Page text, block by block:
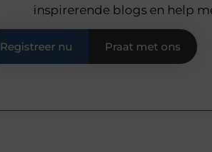
inspirerende blogs en help
Registreer nu Praat met ons